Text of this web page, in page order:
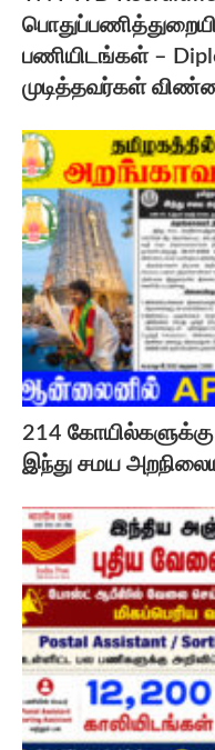
பணியிடங்கள் –
முடித்தவர்கள்
214
இந்து சமய